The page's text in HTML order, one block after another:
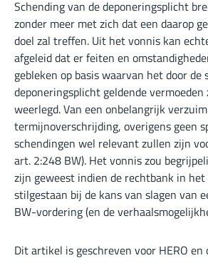
Schending van de deponeringsplicht
zonder meer met zich dat een daarop
doel zal treffen. Uit het vonnis kan
afgeleid dat er feiten en
gebleken op basis waarvan het door de
deponeringsplicht geldende
weerlegd. Van een onbelangrijk
termijnoverschrijding, overigens geen
schendingen wel relevant zullen zijn
art. 2:248 BW). Het vonnis zou
zijn geweest indien de rechtbank in
stilgestaan bij de kans van slagen van
BW-vordering (en de
Dit artikel is geschreven voor HERO en